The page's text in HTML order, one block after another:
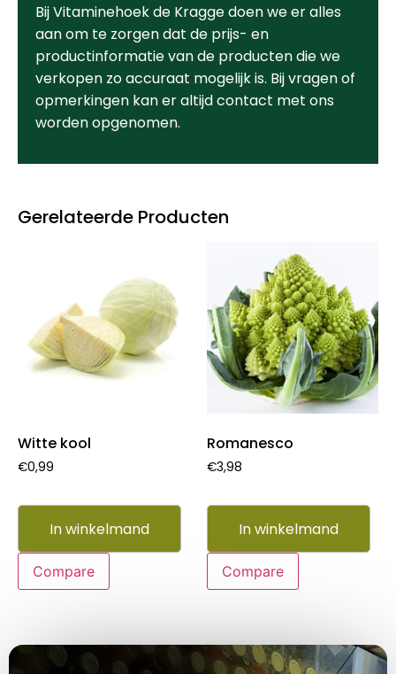
Gerelateerde Producten
Witte kool
€0,99
In winkelmand
Compare
Romanesco
€3,98
In winkelmand
Compare
Bij Vitaminehoek de Kragge doen we er alles
aan om te zorgen dat de prijs- en
productinformatie van de producten die we
verkopen zo accuraat mogelijk is. Bij vragen of
opmerkingen kan er altijd contact met ons
worden opgenomen.